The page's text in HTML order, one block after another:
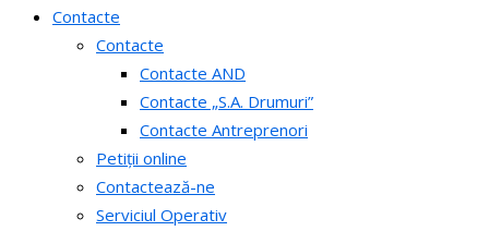
Contacte
Contacte
Contacte AND
Contacte „S.A. Drumuri”
Contacte Antreprenori
Petiții online
Contactează-ne
Serviciul Operativ